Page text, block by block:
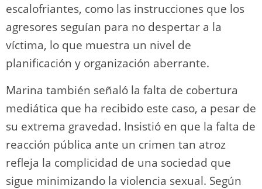
escalofriantes, como las instrucciones que los
agresores seguían para no despertar a la
víctima, lo que muestra un nivel de
planificación y organización aberrante.
Marina también señaló la falta de cobertura
mediática que ha recibido este caso, a pesar de
su extrema gravedad. Insistió en que la falta de
reacción pública ante un crimen tan atroz
refleja la complicidad de una sociedad que
sigue minimizando la violencia sexual. Según